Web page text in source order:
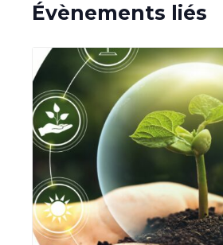
Évènements liés